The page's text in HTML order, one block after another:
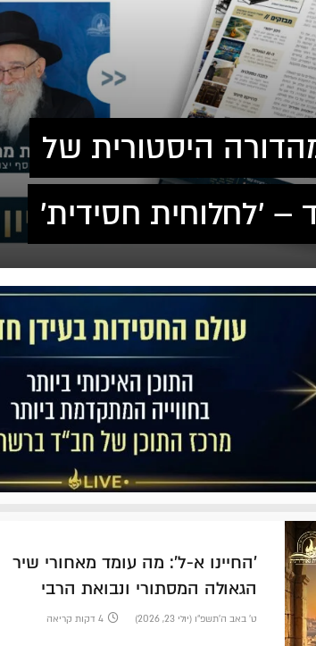
• מהדורה היסטורית של
– 'לחלוחית חסידית'
'החיינו א-ל': מה עומד מאחורי שיר
הגאולה המסתורי ונבואת הרבי
הריי"צ?
ט׳ באב ה׳תשפ״ו (יולי 23, 2026) 4 דקות קריאה